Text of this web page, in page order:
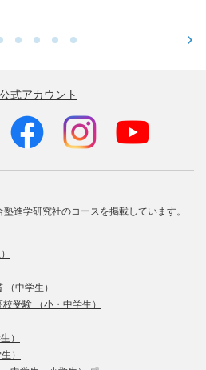
式アカウント
進学研究社のコースを掲載しています。
中学生）
受験 （小・中学生）
）
）